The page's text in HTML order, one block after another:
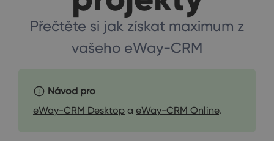
Přečtěte si jak získat maximum z
vašeho eWay-CRM
Návod pro
eWay-CRM Desktop a eWay-CRM Online.